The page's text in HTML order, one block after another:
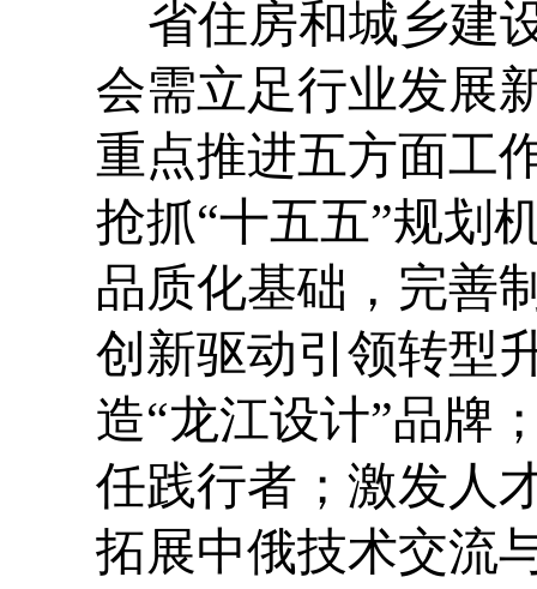
省住房和城乡建
会需立足行业发展
重点推进五方面工
抢抓“十五五”规划
品质化基础，完善
创新驱动引领转型
造“龙江设计”品牌
任践行者；激发人
拓展中俄技术交流